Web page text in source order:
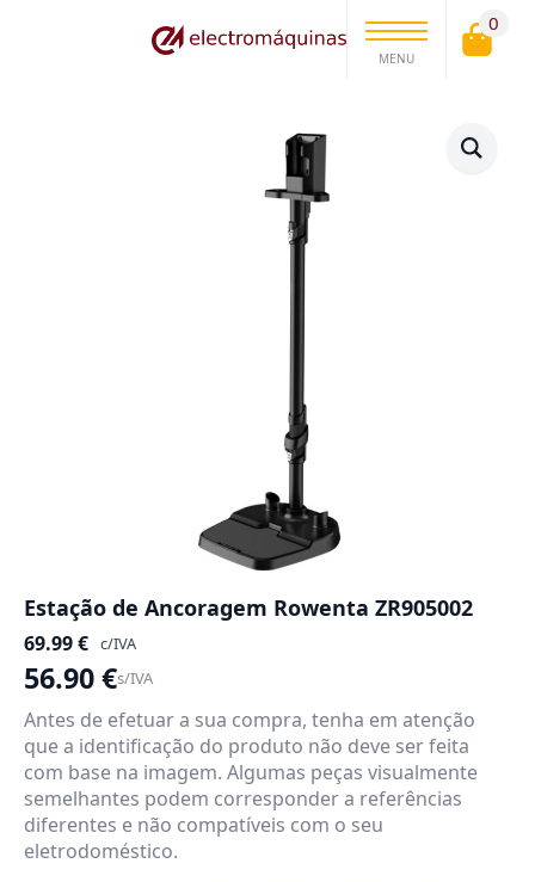
MENU
0
Estação de Ancoragem Rowenta ZR905002
69.99€ c/IVA
56.90€s/IVA
Antes de efetuar a sua compra, tenha em atenção
que a identificação do produto não deve ser feita
com base na imagem. Algumas peças visualmente
semelhantes podem corresponder a referências
diferentes e não compatíveis com o seu
eletrodoméstico.